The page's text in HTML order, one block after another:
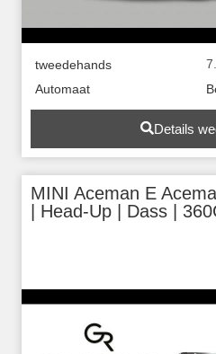
tweedehands
Automaat
Details
MINI Aceman E
| Head-Up | Dass |